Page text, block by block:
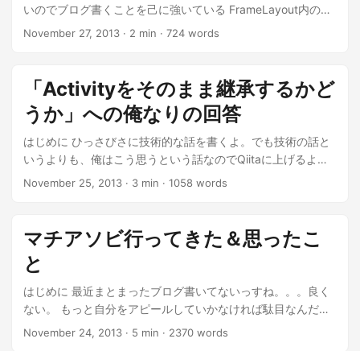
いのでブログ書くことを己に強いている FrameLayout内の
ViewがFrameLayoutの外に出ても描画されるようにするには
pic.twitter.com/a1FACMN8a8 — 今中幸太 (@pside) 2013,
11月 26 FrameLayoutの中身としてImageViewなりなんなり
が入っている状態でアニメーションなりなんなりをさせて
Layoutの境界線を超える場合、基本的にはLayoutの外にいっ
た領域は描画されないようです。 ...
November 27, 2013 · 2 min · 724 words
「Activityをそのまま継承するかど
うか」への俺なりの回答
はじめに ひっさびさに技術的な話を書くよ。でも技術の話と
いうよりも、俺はこう思うという話なのでQiitaに上げるより
はブログに書くことにした次第。 extends Activity OR
多いかと思う。 ...
November 25, 2013 · 3 min · 1058 words
マチアソビ行ってきた＆思ったこ
と
はじめに 最近まとまったブログ書いてないっすね。。。良く
ない。 もっと自分をアピールしていかなければ駄目なんだ
が、リハビリがてらブログを書いてみる。 マチアソビ行って
November 24, 2013 · 5 min · 2370 words